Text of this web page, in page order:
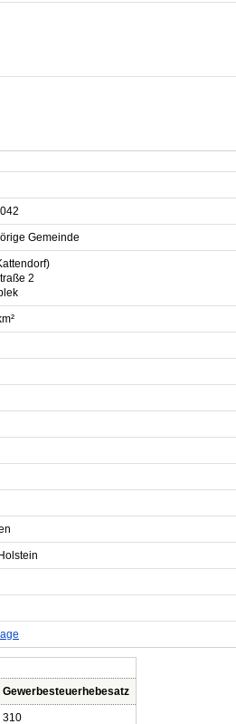
Gemeinde
2
Gewerbesteuerhebesatz
310